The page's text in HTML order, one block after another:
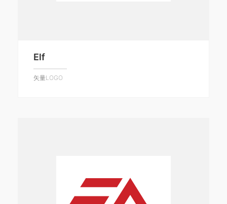
Elf
矢量LOGO